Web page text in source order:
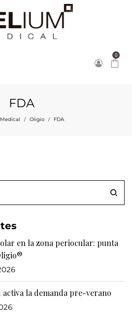
0
FDA
/ Oligio / FDA
en la zona periocular: punta
activa la demanda pre-verano